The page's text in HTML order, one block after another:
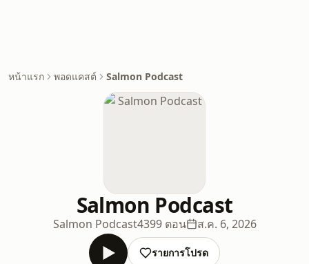
หน้าแรก พอดแคสต์ Salmon Podcast
Salmon Podcast
Salmon Podcast4399 ตอน ส.ค. 6, 2026
รายการโปรด